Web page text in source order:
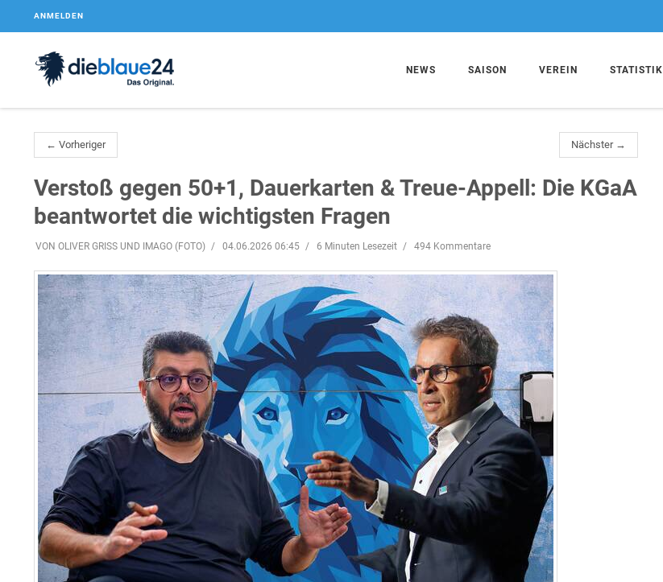
ANMELDEN
NEWS SAISON VEREIN STATISTIK
← Vorheriger Nächster →
Verstoß gegen 50+1, Dauerkarten & Treue-Appell: Die KGaA
beantwortet die wichtigsten Fragen
VON OLIVER GRISS UND IMAGO (FOTO) 04.06.2026 06:45 6 Minuten Lesezeit 494 Kommentare